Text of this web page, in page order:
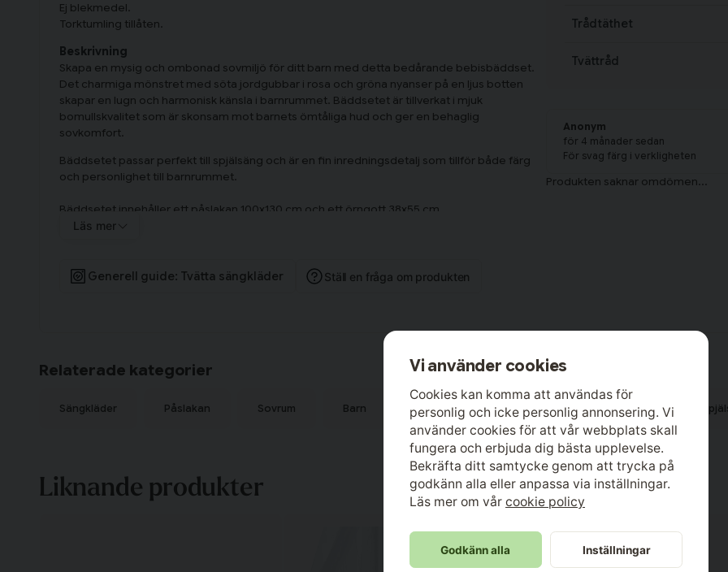
Ej blekmedel.
Torktumling tillåten.
Beskrivning
Skapa en mysig och ombonad sovmiljö för ditt barn med detta bedårande bebisbäddset.
Det charmiga mönstret med söta jordgubbar i rosa och gröna nyanser på en ljus botten
skapar en lugn och harmonisk känsla i barnrummet. Bäddsetet är tillverkat i mjuk
bomullskvalitet som är skonsam mot barnets ömtåliga hud och ger en behaglig
sovkomfort.
Bäddsetet passar perfekt till spjälsäng och är en fin inredningsdetalj som tillför både färg
och personlighet till barnrummet.
Bäddsetet innehåller ett påslakan 100x130 cm och ett örngott 38x55 cm.
ger en mjuk och hållbar kvalitet. Bomullen är certifierad enligt OEKO-TEX MADE IN GREEN,
vilket garanterar att textilen är fri från skadliga ämnen och producerad på ett hållbart sätt.
Läs mer
Generell guide: Tvätta sängkläder Ställ en fråga om produkten
Trådtäthet
Tvättråd
Anonym
för 4 månader sedan
För svag färg i verkligheten
Relaterade kategorier
Sängkläder Påslakan Sovrum Barn Påslakan barn Spjälsäng Baby
Liknande produkter
Vi använder cookies
Cookies kan komma att användas för
personlig och icke personlig annonsering. Vi
använder cookies för att vår webbplats skall
fungera och erbjuda dig bästa upplevelse.
Bekräfta ditt samtycke genom att trycka på
godkänn alla eller anpassa via inställningar.
Läs mer om vår cookie policy
Godkänn alla Inställningar